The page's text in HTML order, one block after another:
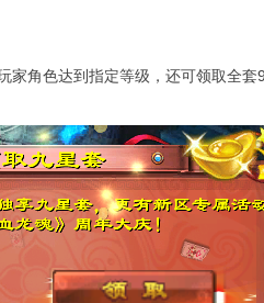
角色达到指定等级，还可领取全套